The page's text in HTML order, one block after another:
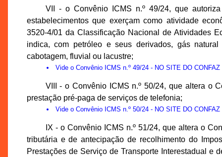
VII - o Convênio ICMS n.º 49/24, que
estabelecimentos que exerçam como atividade
3520-4/01 da Classificação Nacional de Atividades
indica, com petróleo e seus derivados, gás
cabotagem, fluvial ou lacustre;
Video Convênio ICMS n.º 49/24 - NO SITE DO CONFAZ
VIII - o Convênio ICMS n.º 50/24, que altera o
prestação pré-paga de serviços de telefonia;
Video Convênio ICMS n.º 50/24 - NO SITE DO CONFAZ
IX - o Convênio ICMS n.º 51/24, que altera o
tributária e de antecipação de recolhimento do
Prestações de Serviço de Transporte Interestadual e